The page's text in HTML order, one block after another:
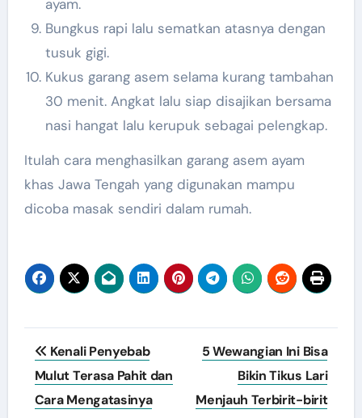
ayam.
Bungkus rapi lalu sematkan atasnya dengan
tusuk gigi.
Kukus garang asem selama kurang tambahan
30 menit. Angkat lalu siap disajikan bersama
nasi hangat lalu kerupuk sebagai pelengkap.
Itulah cara menghasilkan garang asem ayam
khas Jawa Tengah yang digunakan mampu
dicoba masak sendiri dalam rumah.
Navigasi
pos
Kenali Penyebab
Mulut Terasa Pahit dan
Cara Mengatasinya
5 Wewangian Ini Bisa
Bikin Tikus Lari
Menjauh Terbirit-birit